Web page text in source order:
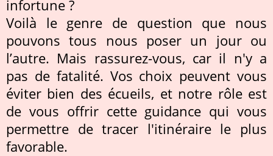
infortune ?
Voilà le genre de question que nous
pouvons tous nous poser un jour ou
l’autre. Mais rassurez-vous, car il n'y a
pas de fatalité. Vos choix peuvent vous
éviter bien des écueils, et notre rôle est
de vous offrir cette guidance qui vous
permettre de tracer l'itinéraire le plus
favorable.